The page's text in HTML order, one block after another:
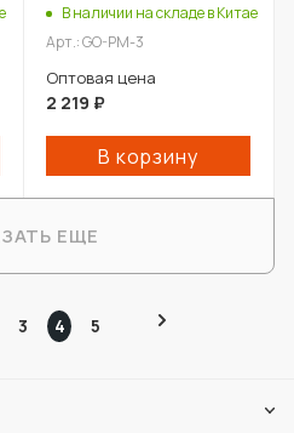
В наличии на складе в Китае
Арт.: GO-PM-3
Оптовая цена
2 219 ₽
В корзину
ЕЩЕ
3 4 5